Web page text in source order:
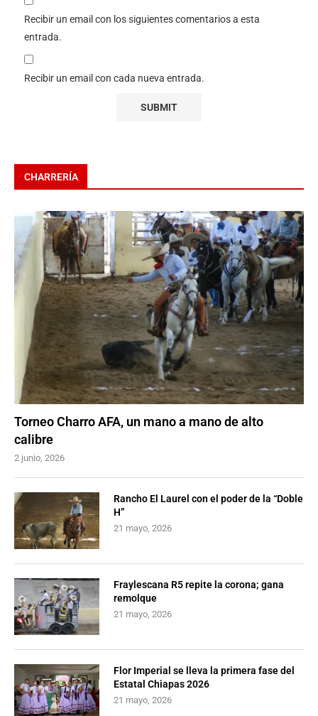
Recibir un email con los siguientes comentarios a esta
entrada.
Recibir un email con cada nueva entrada.
CHARRERÍA
Torneo Charro AFA, un mano a mano de alto
calibre
2 junio, 2026
Rancho El Laurel con el poder de la “Doble
H”
21 mayo, 2026
Fraylescana R5 repite la corona; gana
remolque
21 mayo, 2026
Flor Imperial se lleva la primera fase del
Estatal Chiapas 2026
21 mayo, 2026